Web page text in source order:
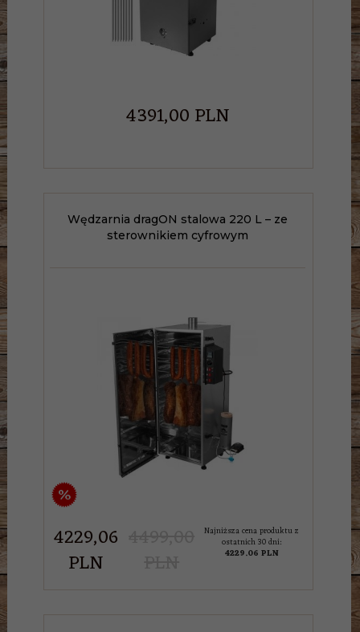
4391,00PLN
Wędzarnia dragON stalowa 220 L – ze
sterownikiem cyfrowym
%
4229,06
PLN
Najniższa cena produktu z
ostatnich 30 dni:
4229.06 PLN